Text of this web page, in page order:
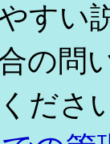
すい
の問
ださ